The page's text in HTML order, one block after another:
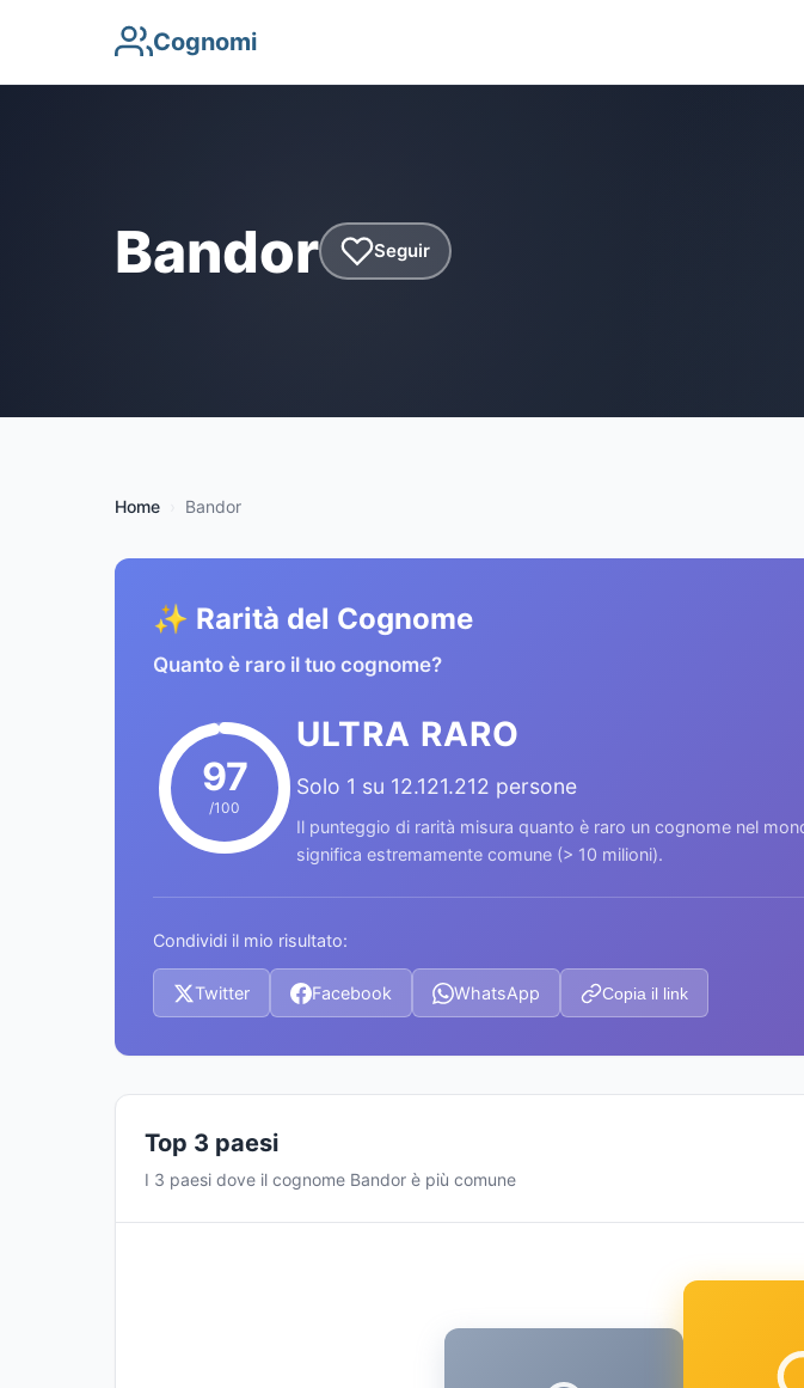
Cognomi
Bandor Seguir
Home Bandor
✨ Rarità del Cognome
Quanto è raro il tuo cognome?
97
/100
ULTRA RARO
Solo 1 su 12.121.212 persone
Il punteggio di rarità misura quanto è raro un cognome nel
significa estremamente comune (> 10 milioni).
Condividi il mio risultato:
Twitter Facebook WhatsApp Copia il link
Top 3 paesi
I 3 paesi dove il cognome Bandor è più comune